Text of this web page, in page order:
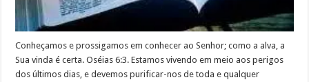
Conheçamos e prossigamos em conhecer ao Senhor; como a alva, a
Sua vinda é certa. Oséias 6:3. Estamos vivendo em meio aos perigos
dos últimos dias, e devemos purificar-nos de toda e qualquer